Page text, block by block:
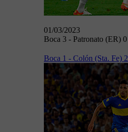
01/03/2023
Boca 3 - Patronato (ER) 0
Boca 1 - Colón (Sta. Fe) 2